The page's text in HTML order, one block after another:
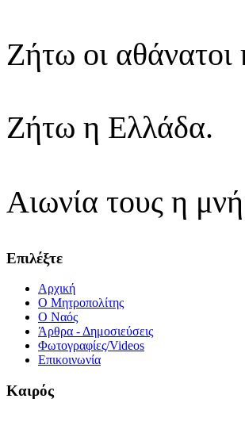
Ζήτω οι
Ζήτω η Ελλάδα.
Αιωνία τους η
Επιλέξτε
Αρχική
Ο Μητροπολίτης
O Ναός
Άρθρα - Δημοσιεύσεις
Φωτογραφίες/Videos
Επικοινωνία
Καιρός